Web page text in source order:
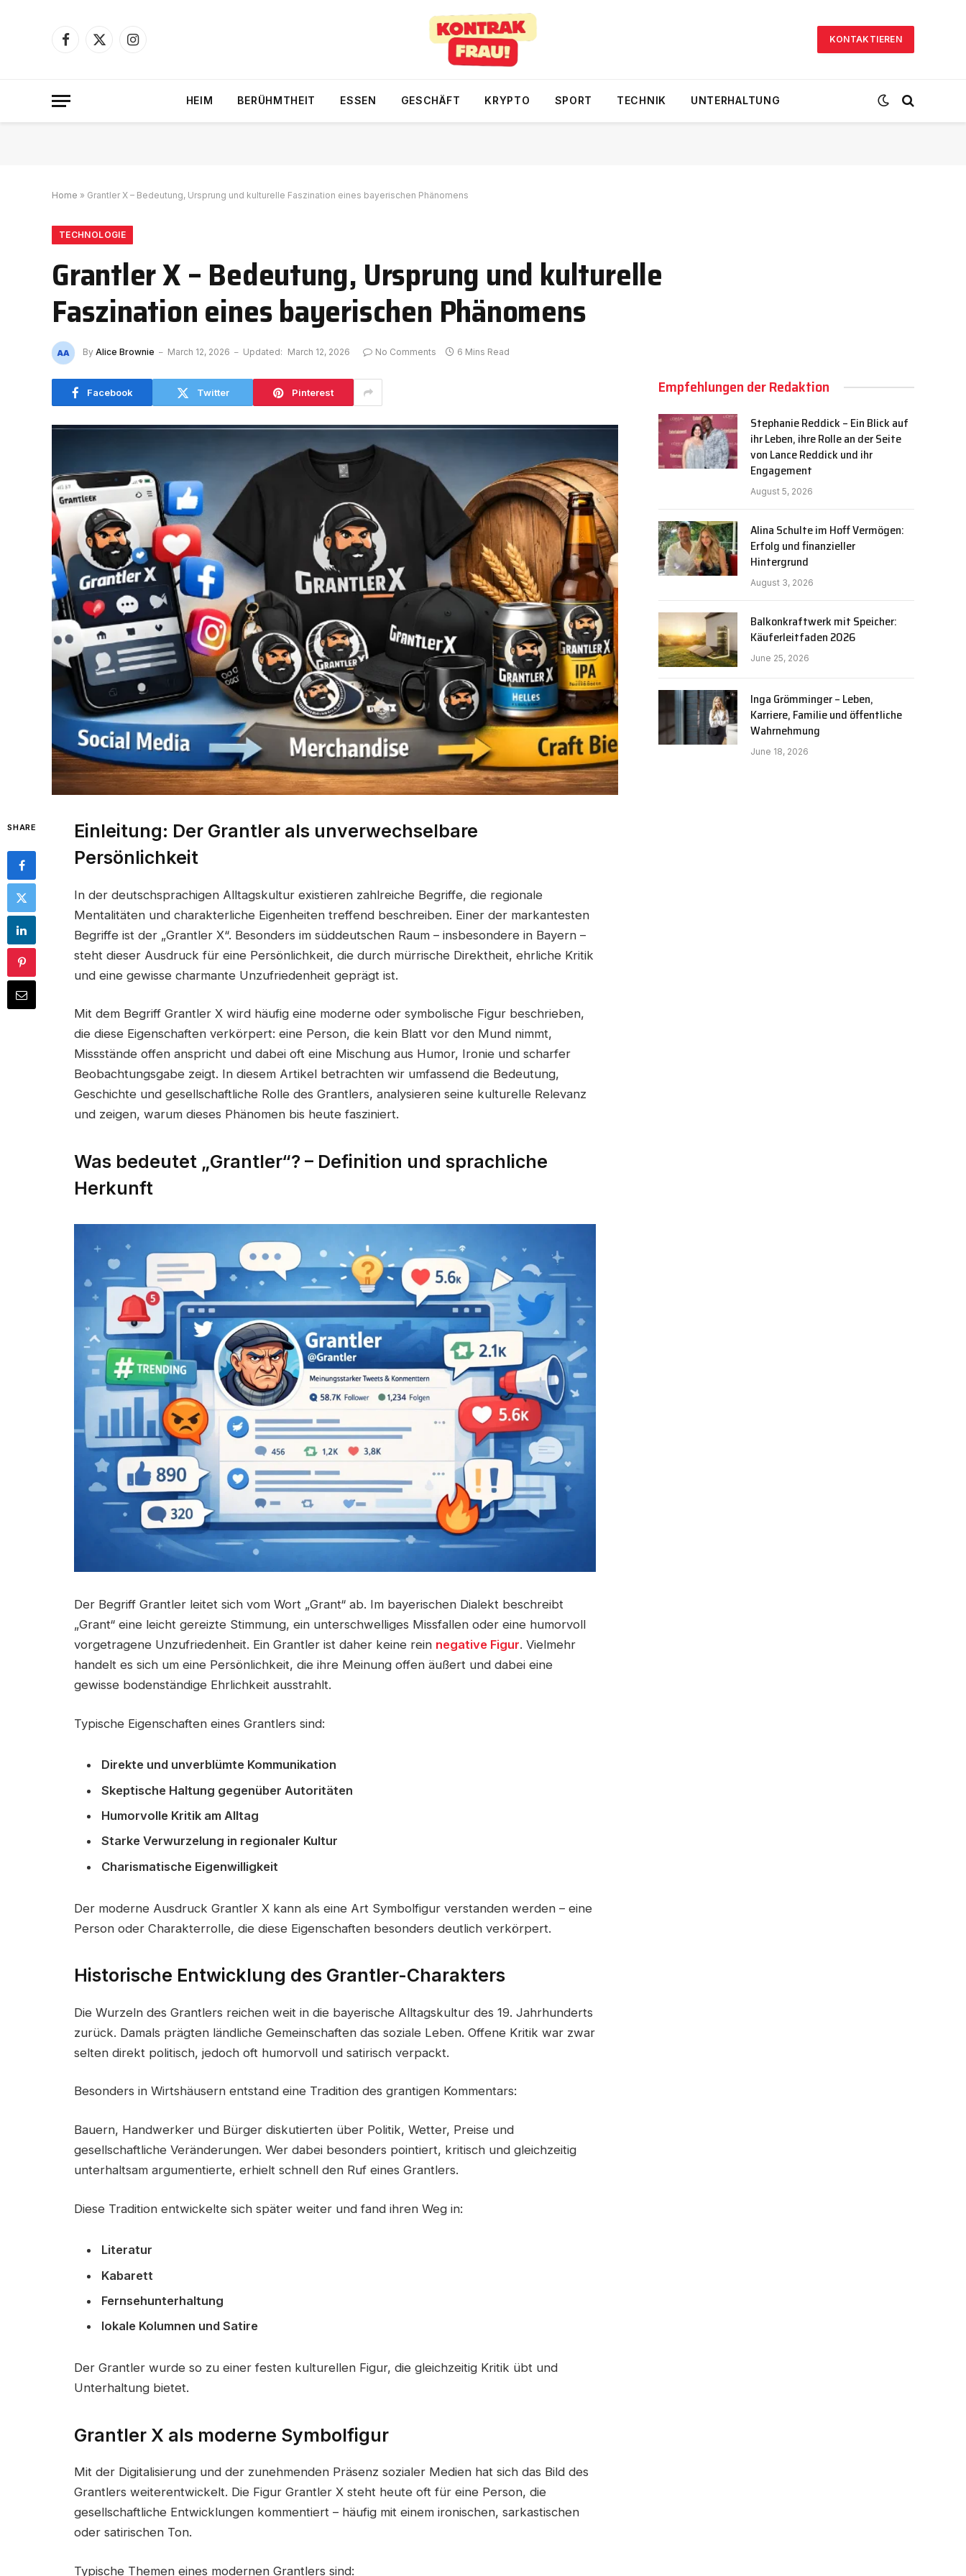
Facebook
X
Instagram
KONTAKTIEREN
HEIM BERÜHMTHEIT ESSEN GESCHÄFT KRYPTO SPORT TECHNIK UNTERHALTUNG
Home » Grantler X – Bedeutung, Ursprung und kulturelle Faszination eines bayerischen Phänomens
TECHNOLOGIE
Grantler X – Bedeutung, Ursprung und kulturelle
Faszination eines bayerischen Phänomens
By Alice Brownie March 12, 2026 Updated: March 12, 2026 No Comments 6 Mins Read
Facebook Twitter Pinterest
SHARE
Einleitung: Der Grantler als unverwechselbare
Persönlichkeit
In der deutschsprachigen Alltagskultur existieren zahlreiche Begriffe, die regionale
Mentalitäten und charakterliche Eigenheiten treffend beschreiben. Einer der markantesten
Begriffe ist der „Grantler X“. Besonders im süddeutschen Raum – insbesondere in Bayern –
steht dieser Ausdruck für eine Persönlichkeit, die durch mürrische Direktheit, ehrliche Kritik
und eine gewisse charmante Unzufriedenheit geprägt ist.
Mit dem Begriff Grantler X wird häufig eine moderne oder symbolische Figur beschrieben,
die diese Eigenschaften verkörpert: eine Person, die kein Blatt vor den Mund nimmt,
Missstände offen anspricht und dabei oft eine Mischung aus Humor, Ironie und scharfer
Beobachtungsgabe zeigt. In diesem Artikel betrachten wir umfassend die Bedeutung,
Geschichte und gesellschaftliche Rolle des Grantlers, analysieren seine kulturelle Relevanz
und zeigen, warum dieses Phänomen bis heute fasziniert.
Was bedeutet „Grantler“? – Definition und sprachliche
Herkunft
Der Begriff Grantler leitet sich vom Wort „Grant“ ab. Im bayerischen Dialekt beschreibt
„Grant“ eine leicht gereizte Stimmung, ein unterschwelliges Missfallen oder eine humorvoll
vorgetragene Unzufriedenheit. Ein Grantler ist daher keine rein negative Figur. Vielmehr
handelt es sich um eine Persönlichkeit, die ihre Meinung offen äußert und dabei eine
gewisse bodenständige Ehrlichkeit ausstrahlt.
Typische Eigenschaften eines Grantlers sind:
Direkte und unverblümte Kommunikation
Skeptische Haltung gegenüber Autoritäten
Humorvolle Kritik am Alltag
Starke Verwurzelung in regionaler Kultur
Charismatische Eigenwilligkeit
Der moderne Ausdruck Grantler X kann als eine Art Symbolfigur verstanden werden – eine
Person oder Charakterrolle, die diese Eigenschaften besonders deutlich verkörpert.
Historische Entwicklung des Grantler-Charakters
Die Wurzeln des Grantlers reichen weit in die bayerische Alltagskultur des 19. Jahrhunderts
zurück. Damals prägten ländliche Gemeinschaften das soziale Leben. Offene Kritik war zwar
selten direkt politisch, jedoch oft humorvoll und satirisch verpackt.
Besonders in Wirtshäusern entstand eine Tradition des grantigen Kommentars:
Bauern, Handwerker und Bürger diskutierten über Politik, Wetter, Preise und
gesellschaftliche Veränderungen. Wer dabei besonders pointiert, kritisch und gleichzeitig
unterhaltsam argumentierte, erhielt schnell den Ruf eines Grantlers.
Diese Tradition entwickelte sich später weiter und fand ihren Weg in:
Literatur
Kabarett
Fernsehunterhaltung
lokale Kolumnen und Satire
Der Grantler wurde so zu einer festen kulturellen Figur, die gleichzeitig Kritik übt und
Unterhaltung bietet.
Grantler X als moderne Symbolfigur
Mit der Digitalisierung und der zunehmenden Präsenz sozialer Medien hat sich das Bild des
Grantlers weiterentwickelt. Die Figur Grantler X steht heute oft für eine Person, die
gesellschaftliche Entwicklungen kommentiert – häufig mit einem ironischen, sarkastischen
oder satirischen Ton.
Typische Themen eines modernen Grantlers sind:
Empfehlungen der Redaktion
Stephanie Reddick – Ein Blick auf
ihr Leben, ihre Rolle an der Seite
von Lance Reddick und ihr
Engagement
August 5, 2026
Alina Schulte im Hoff Vermögen:
Erfolg und finanzieller
Hintergrund
August 3, 2026
Balkonkraftwerk mit Speicher:
Käuferleitfaden 2026
June 25, 2026
Inga Grömminger – Leben,
Karriere, Familie und öffentliche
Wahrnehmung
June 18, 2026